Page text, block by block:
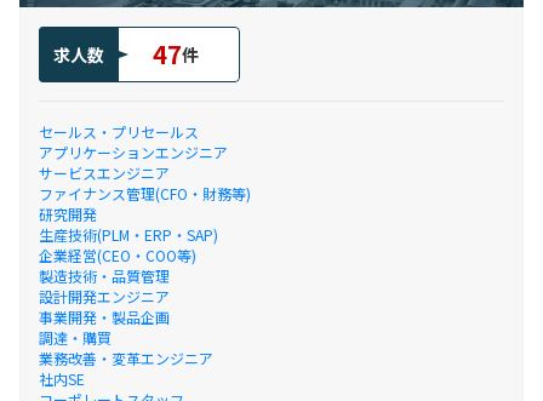
求人数 47件
セールス・プリセールス
アプリケーションエンジニア
サービスエンジニア
ファイナンス管理(CFO・財務等)
研究開発
生産技術(PLM・ERP・SAP)
企業経営(CEO・COO等)
製造技術・品質管理
設計開発エンジニア
事業開発・製品企画
調達・購買
業務改善・変革エンジニア
社内SE